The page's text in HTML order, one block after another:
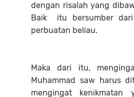
dengan risalah yang
Baik itu bersumber dari
perbuatan beliau.
Maka dari itu,
Muhammad saw harus
mengingat kenikmatan